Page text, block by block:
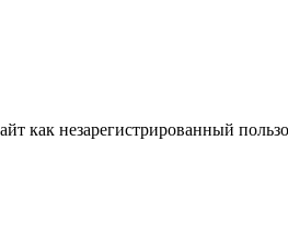
как незарегистрированный